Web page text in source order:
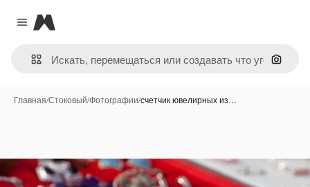
Close menu
Magnific
Поиск
Главная/Стоковый/Фотографии/счетчик ювелирных из…